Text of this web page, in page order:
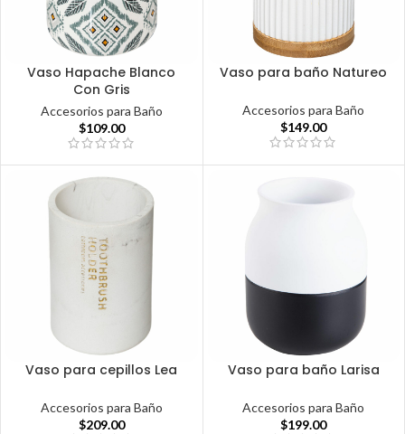
Vaso Hapache Blanco
Con Gris
Accesorios para Baño
$109.00
Vaso para baño Natureo
Accesorios para Baño
$149.00
Vaso para cepillos Lea
Accesorios para Baño
$209.00
Vaso para baño Larisa
Accesorios para Baño
$199.00